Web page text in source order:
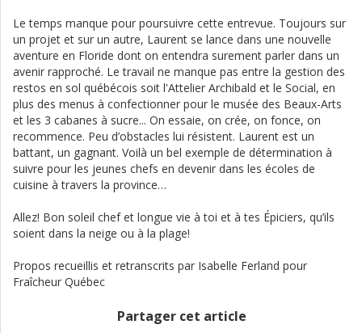
Le temps manque pour poursuivre cette entrevue. Toujours sur
un projet et sur un autre, Laurent se lance dans une nouvelle
aventure en Floride dont on entendra surement parler dans un
avenir rapproché. Le travail ne manque pas entre la gestion des
restos en sol québécois soit l'Attelier Archibald et le Social, en
plus des menus à confectionner pour le musée des Beaux-Arts
et les 3 cabanes à sucre... On essaie, on crée, on fonce, on
recommence. Peu d’obstacles lui résistent. Laurent est un
battant, un gagnant. Voilà un bel exemple de détermination à
suivre pour les jeunes chefs en devenir dans les écoles de
cuisine à travers la province…
Allez! Bon soleil chef et longue vie à toi et à tes Épiciers, qu’ils
soient dans la neige ou à la plage!
Propos recueillis et retranscrits par Isabelle Ferland pour
Fraîcheur Québec
Partager cet article